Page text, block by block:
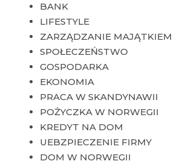
BANK
LIFESTYLE
ZARZĄDZANIE MAJĄTKIEM
SPOŁECZEŃSTWO
GOSPODARKA
EKONOMIA
PRACA W SKANDYNAWII
POŻYCZKA W NORWEGII
KREDYT NA DOM
UEBZPIECZENIE FIRMY
DOM W NORWEGII